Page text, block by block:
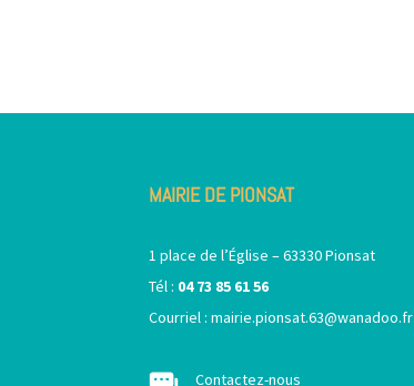
MAIRIE DE PIONSAT
1 place de l’Église – 63330 Pionsat
Tél : 04 73 85 61 56
Courriel :mairie.pionsat.63@wanadoo.fr
Contactez-nous